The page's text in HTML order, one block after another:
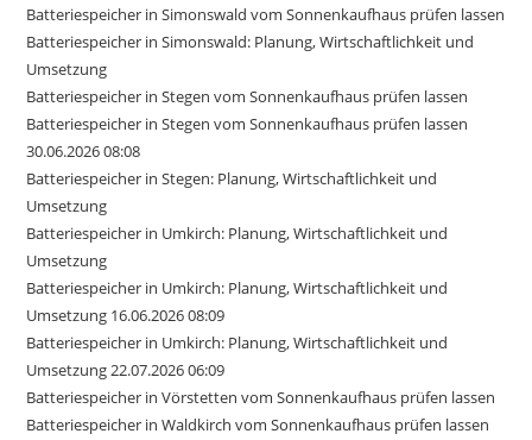
Batteriespeicher in Simonswald vom Sonnenkaufhaus prüfen lassen
Batteriespeicher in Simonswald: Planung, Wirtschaftlichkeit und
Umsetzung
Batteriespeicher in Stegen vom Sonnenkaufhaus prüfen lassen
Batteriespeicher in Stegen vom Sonnenkaufhaus prüfen lassen
30.06.2026 08:08
Batteriespeicher in Stegen: Planung, Wirtschaftlichkeit und
Umsetzung
Batteriespeicher in Umkirch: Planung, Wirtschaftlichkeit und
Umsetzung
Batteriespeicher in Umkirch: Planung, Wirtschaftlichkeit und
Umsetzung 16.06.2026 08:09
Batteriespeicher in Umkirch: Planung, Wirtschaftlichkeit und
Umsetzung 22.07.2026 06:09
Batteriespeicher in Vörstetten vom Sonnenkaufhaus prüfen lassen
Batteriespeicher in Waldkirch vom Sonnenkaufhaus prüfen lassen